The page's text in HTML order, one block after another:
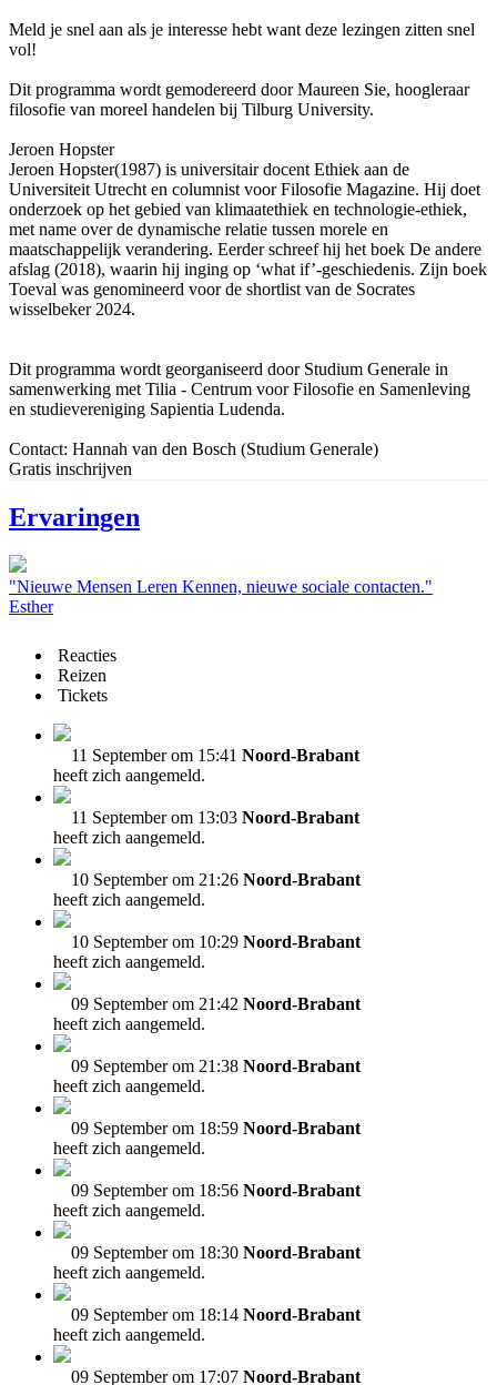
Meld je snel aan als je interesse hebt want deze lezingen zitten snel
vol!
Dit programma wordt gemodereerd door Maureen Sie, hoogleraar
filosofie van moreel handelen bij Tilburg University.
Jeroen Hopster
Jeroen Hopster(1987) is universitair docent Ethiek aan de
Universiteit Utrecht en columnist voor Filosofie Magazine. Hij doet
onderzoek op het gebied van klimaatethiek en technologie-ethiek,
met name over de dynamische relatie tussen morele en
maatschappelijk verandering. Eerder schreef hij het boek De andere
afslag (2018), waarin hij inging op ‘what if’-geschiedenis. Zijn boek
Toeval was genomineerd voor de shortlist van de Socrates
wisselbeker 2024.
Dit programma wordt georganiseerd door Studium Generale in
samenwerking met Tilia - Centrum voor Filosofie en Samenleving
en studievereniging Sapientia Ludenda.
Contact: Hannah van den Bosch (Studium Generale)
Gratis inschrijven
Ervaringen
"Nieuwe Mensen Leren Kennen, nieuwe sociale contacten."
Esther
Reacties
Reizen
Tickets
11 September om 15:41 Noord-Brabant
heeft zich aangemeld.
11 September om 13:03 Noord-Brabant
heeft zich aangemeld.
10 September om 21:26 Noord-Brabant
heeft zich aangemeld.
10 September om 10:29 Noord-Brabant
heeft zich aangemeld.
09 September om 21:42 Noord-Brabant
heeft zich aangemeld.
09 September om 21:38 Noord-Brabant
heeft zich aangemeld.
09 September om 18:59 Noord-Brabant
heeft zich aangemeld.
09 September om 18:56 Noord-Brabant
heeft zich aangemeld.
09 September om 18:30 Noord-Brabant
heeft zich aangemeld.
09 September om 18:14 Noord-Brabant
heeft zich aangemeld.
09 September om 17:07 Noord-Brabant